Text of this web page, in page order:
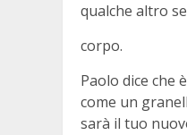
qualche altro
corpo.
Paolo dice che
come un
sarà il tuo